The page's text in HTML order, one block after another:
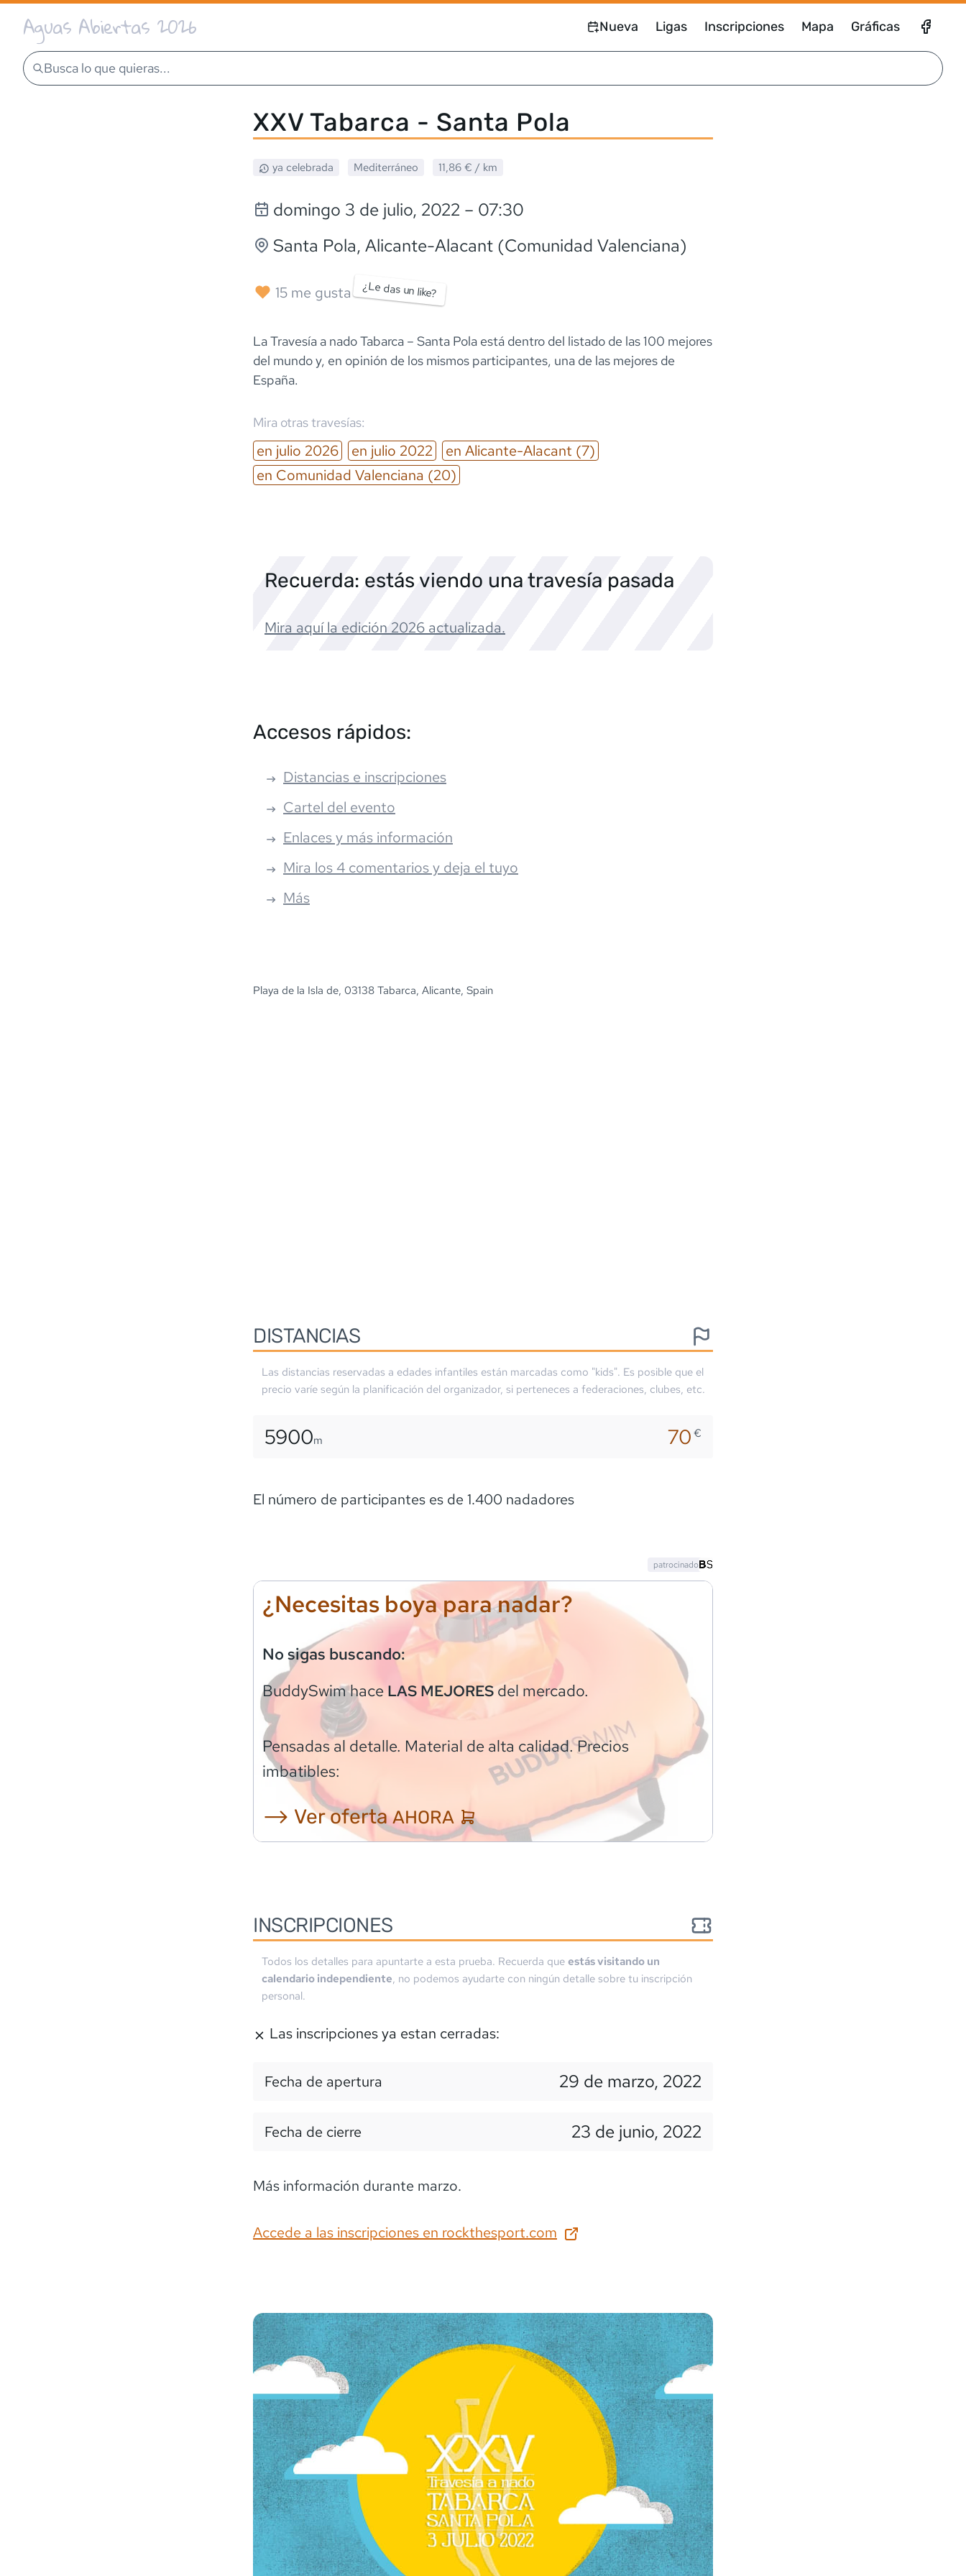
Aguas Abiertas 2026 Nueva Ligas Inscripciones Mapa Gráficas
Busca lo que quieras...
XXV Tabarca - Santa Pola
ya celebrada Mediterráneo 11,86 € / km
domingo 3 de julio, 2022 – 07:30
Santa Pola, Alicante-Alacant (Comunidad Valenciana)
15 me gusta ¿Le das un like?
La Travesía a nado Tabarca – Santa Pola está dentro del listado de las 100 mejores
del mundo y, en opinión de los mismos participantes, una de las mejores de
España.
Mira otras travesías:
en julio 2026 en julio 2022 en Alicante-Alacant (7)
en Comunidad Valenciana (20)
Recuerda: estás viendo una travesía pasada
Mira aquí la edición 2026 actualizada.
Accesos rápidos:
Distancias e inscripciones
Cartel del evento
Enlaces y más información
Mira los 4 comentarios y deja el tuyo
Más
Playa de la Isla de, 03138 Tabarca, Alicante, Spain
DISTANCIAS
Las distancias reservadas a edades infantiles están marcadas como "kids". Es posible que el
precio varíe según la planificación del organizador, si perteneces a federaciones, clubes, etc.
5900m 70€
El número de participantes es de 1.400 nadadores
¿Necesitas boya para nadar?
No sigas buscando:
BuddySwimhaceLAS MEJORESdel mercado.
Pensadas al detalle. Material de alta calidad. Precios
imbatibles:
⟶ Ver ofertaAHORA
patrocinado
INSCRIPCIONES
Todos los detalles para apuntarte a esta prueba. Recuerda que estás visitando un
calendario independiente, no podemos ayudarte con ningún detalle sobre tu inscripción
personal.
Las inscripciones ya estan cerradas:
Fecha de apertura 29 de marzo, 2022
Fecha de cierre 23 de junio, 2022
Más información durante marzo.
Accede a las inscripciones en rockthesport.com